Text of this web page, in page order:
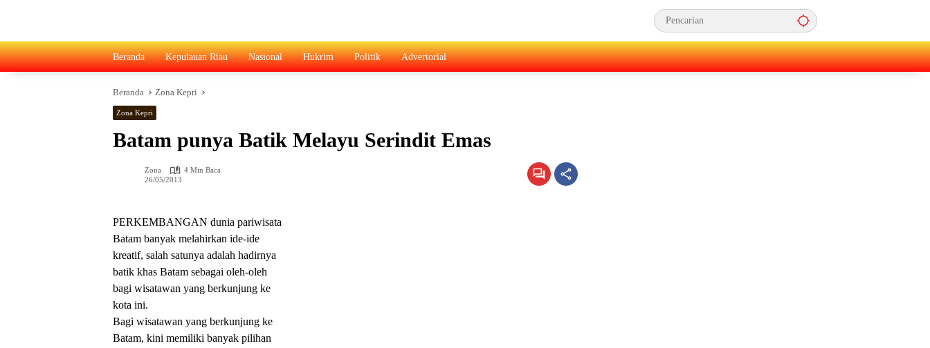
Beranda Kepulauan Riau Nasional Hukrim Politik Advertorial
Beranda Zona Kepri
Zona Kepri
Batam punya Batik Melayu Serindit Emas
Zona
4 Min Baca
26/05/2013
PERKEMBANGAN dunia pariwisata
Batam banyak melahirkan ide-ide
kreatif, salah satunya adalah hadirnya
batik khas Batam sebagai oleh-oleh
bagi wisatawan yang berkunjung ke
kota ini.
Bagi wisatawan yang berkunjung ke
Batam, kini memiliki banyak pilihan